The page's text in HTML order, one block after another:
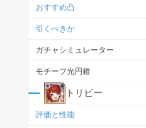
おすすめ凸
引くべきか
ガチャシミュレーター
モチーフ光円錐
トリビー
評価と性能